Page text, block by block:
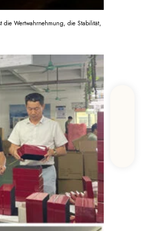
die Wertwahrnehmung, die Stabilität,